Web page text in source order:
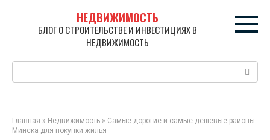
НЕДВИЖИМОСТЬ
БЛОГ О СТРОИТЕЛЬСТВЕ И ИНВЕСТИЦИЯХ В
НЕДВИЖИМОСТЬ
Поиск:
Главная » Недвижимость » Самые дорогие и самые дешевые районы
Минска для покупки жилья